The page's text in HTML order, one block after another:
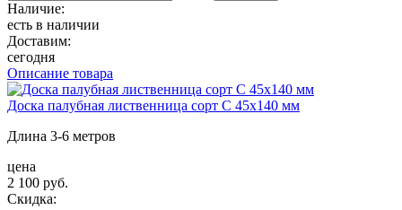
Наличие:
есть в наличии
Доставим:
сегодня
Описание товара
Доска палубная лиственница сорт С 45х140 мм
Длина 3-6 метров
цена
2 100 руб.
Скидка: